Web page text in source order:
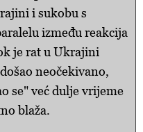
i sukobu s
između reakcija
je rat u Ukrajini
neočekivano,
se" već dulje vrijeme
blaža.